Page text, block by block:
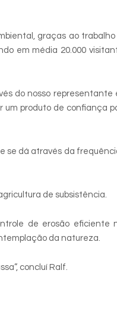
graças ao trabalho
em média 20.000
do nosso representante
um produto de confiança
se dá através da
de subsistência.
de erosão eficiente
da natureza.
concluí Ralf.